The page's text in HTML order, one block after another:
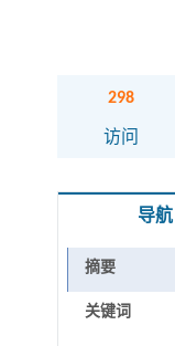
298
访问
导航
摘要
关键词